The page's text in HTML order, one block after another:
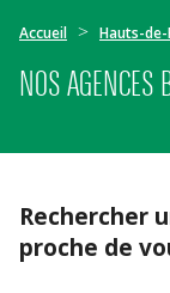
Entreprises
Accueil Hauts-de-
NOS AGENCES
Rechercher
proche de